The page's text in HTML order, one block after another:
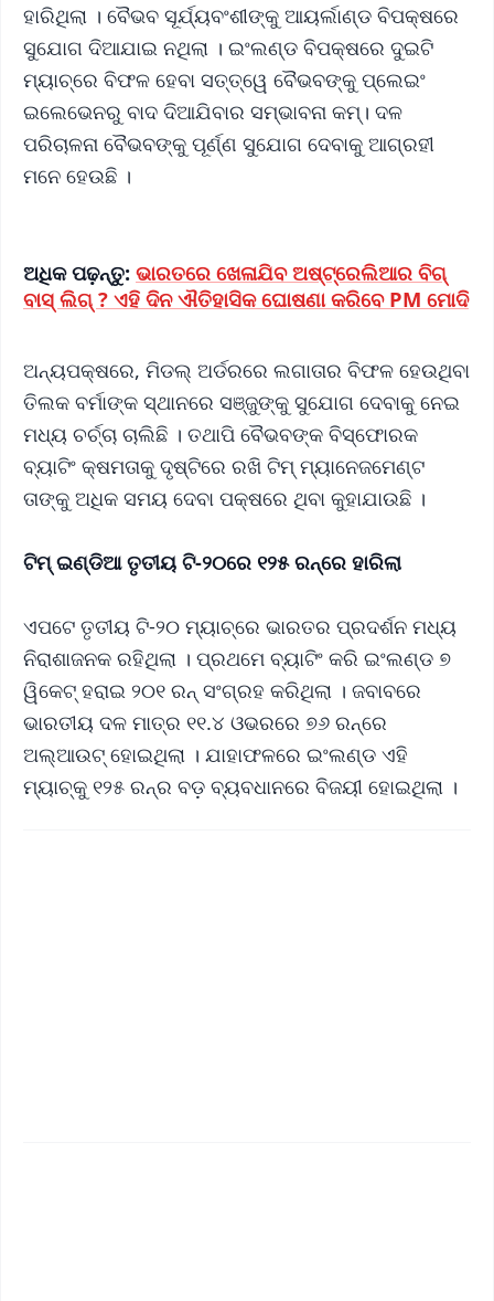
ହାରିଥିଲା । ବୈଭବ ସୂର୍ଯ୍ୟବଂଶୀଙ୍କୁ ଆୟର୍ଲାଣ୍ଡ ବିପକ୍ଷରେ
ସୁଯୋଗ ଦିଆଯାଇ ନଥିଲା । ଇଂଲଣ୍ଡ ବିପକ୍ଷରେ ଦୁଇଟି
ମ୍ୟାଚ୍‌ରେ ବିଫଳ ହେବା ସତ୍ତ୍ୱେ ବୈଭବଙ୍କୁ ପ୍ଲେଇଂ
ଇଲେଭେନରୁ ବାଦ ଦିଆଯିବାର ସମ୍ଭାବନା କମ୍। ଦଳ
ପରିଚାଳନା ବୈଭବଙ୍କୁ ପୂର୍ଣ୍ଣ ସୁଯୋଗ ଦେବାକୁ ଆଗ୍ରହୀ
ମନେ ହେଉଛି ।
ଅଧିକ ପଢ଼ନ୍ତୁ: ଭାରତରେ ଖେଳାଯିବ ଅଷ୍ଟ୍ରେଲିଆର ବିଗ୍
ବାସ୍‌ ଲିଗ୍‌ ? ଏହି ଦିନ ଐତିହାସିକ ଘୋଷଣା କରିବେ PM ମୋଦି
ଅନ୍ୟପକ୍ଷରେ, ମିଡଲ୍ ଅର୍ଡରରେ ଲଗାତାର ବିଫଳ ହେଉଥିବା
ତିଲକ ବର୍ମାଙ୍କ ସ୍ଥାନରେ ସଞ୍ଜୁଙ୍କୁ ସୁଯୋଗ ଦେବାକୁ ନେଇ
ମଧ୍ୟ ଚର୍ଚ୍ଚା ଚାଲିଛି । ତଥାପି ବୈଭବଙ୍କ ବିସ୍ଫୋରକ
ବ୍ୟାଟିଂ କ୍ଷମତାକୁ ଦୃଷ୍ଟିରେ ରଖି ଟିମ୍ ମ୍ୟାନେଜମେଣ୍ଟ
ତାଙ୍କୁ ଅଧିକ ସମୟ ଦେବା ପକ୍ଷରେ ଥିବା କୁହାଯାଉଛି ।
ଟିମ୍ ଇଣ୍ଡିଆ ତୃତୀୟ ଟି-୨୦ରେ ୧୨୫ ରନ୍‌ରେ ହାରିଲା
ଏପଟେ ତୃତୀୟ ଟି-୨୦ ମ୍ୟାଚ୍‌ରେ ଭାରତର ପ୍ରଦର୍ଶନ ମଧ୍ୟ
ନିରାଶାଜନକ ରହିଥିଲା । ପ୍ରଥମେ ବ୍ୟାଟିଂ କରି ଇଂଲଣ୍ଡ ୭
ୱିକେଟ୍ ହରାଇ ୨୦୧ ରନ୍ ସଂଗ୍ରହ କରିଥିଲା । ଜବାବରେ
ଭାରତୀୟ ଦଳ ମାତ୍ର ୧୧.୪ ଓଭରରେ ୭୬ ରନ୍‌ରେ
ଅଲ୍‌ଆଉଟ୍ ହୋଇଥିଲା । ଯାହାଫଳରେ ଇଂଲଣ୍ଡ ଏହି
ମ୍ୟାଚ୍‌କୁ ୧୨୫ ରନ୍‌ର ବଡ଼ ବ୍ୟବଧାନରେ ବିଜୟୀ ହୋଇଥିଲା ।